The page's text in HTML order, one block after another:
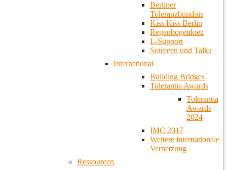
Berliner
Toleranzbündnis
Kiss Kiss Berlin
Regenbogenkiez
L-Support
Soireeen und Talks
International
Building Bridges
Tolerantia Awards
Tolerantia
Awards
2024
IMC 2017
Weitere internationale
Vernetzung
Ressourcen